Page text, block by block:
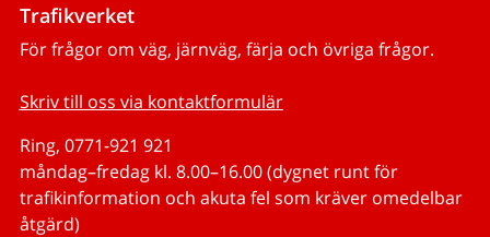
Trafikverket
För frågor om väg, järnväg, färja och övriga frågor.
Skriv till oss via kontaktformulär
Ring, 0771-921 921
måndag–fredag kl. 8.00–16.00 (dygnet runt för
trafikinformation och akuta fel som kräver omedelbar
åtgärd)